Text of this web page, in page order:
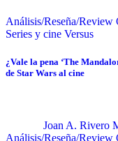
Análisis/Reseña/Review
Series y cine Versus
¿Vale la pena ‘The
de Star Wars al cine
Joan A. Rivero
Análisis/Reseña/Review